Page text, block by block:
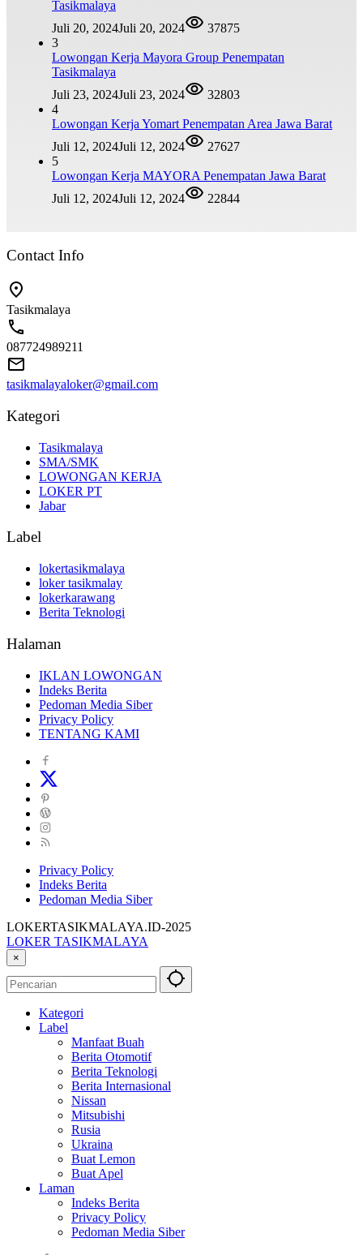
Tasikmalaya
Juli 20, 2024Juli 20, 2024
37875
3
Lowongan Kerja Mayora Group Penempatan
Tasikmalaya
Juli 23, 2024Juli 23, 2024
32803
4
Lowongan Kerja Yomart Penempatan Area Jawa Barat
Juli 12, 2024Juli 12, 2024
27627
5
Lowongan Kerja MAYORA Penempatan Jawa Barat
Juli 12, 2024Juli 12, 2024 22844
Contact Info
Tasikmalaya
087724989211
tasikmalayaloker@gmail.com
Kategori
Tasikmalaya
SMA/SMK
LOWONGAN KERJA
LOKER PT
Jabar
Label
lokertasikmalaya
loker tasikmalay
lokerkarawang
Berita Teknologi
Halaman
IKLAN LOWONGAN
Indeks Berita
Pedoman Media Siber
Privacy Policy
TENTANG KAMI
Privacy Policy
Indeks Berita
Pedoman Media Siber
LOKERTASIKMALAYA.ID-2025
LOKER TASIKMALAYA
Info
Lowongan
Kerja
Sekitarna
×
Kategori
Label
Manfaat Buah
Berita Otomotif
Berita Teknologi
Berita Internasional
Nissan
Mitsubishi
Rusia
Ukraina
Buat Lemon
Buat Apel
Laman
Indeks Berita
Privacy Policy
Pedoman Media Siber